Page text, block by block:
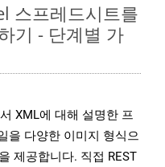
스프레드시트를
기 - 단계별 가
XML에 대해 설명한 프
을 다양한 이미지 형식으
제공합니다. 직접 REST